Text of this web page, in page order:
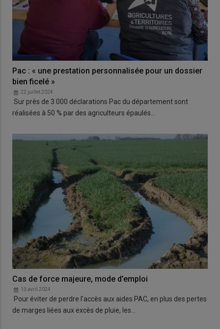
Pac : « une prestation personnalisée pour un dossier
bien ficelé »
22 juillet 2024
Sur près de 3 000 déclarations Pac du département sont
réalisées à 50 % par des agriculteurs épaulés…
Cas de force majeure, mode d’emploi
13 avril 2024
Pour éviter de perdre l’accès aux aides PAC, en plus des pertes
de marges liées aux excès de pluie, les…